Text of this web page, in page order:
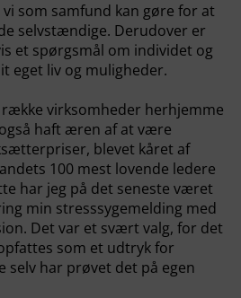
som samfund kan gøre for at
selvstændige. Derudover er
et spørgsmål om individet og
eget liv og muligheder.
række virksomheder herhjemme
haft æren af at være
blevet kåret af
100 mest lovende ledere
har jeg på det seneste været
min stresssygemelding med
Det var et svært valg, for det
som et udtryk for
selv har prøvet det på egen